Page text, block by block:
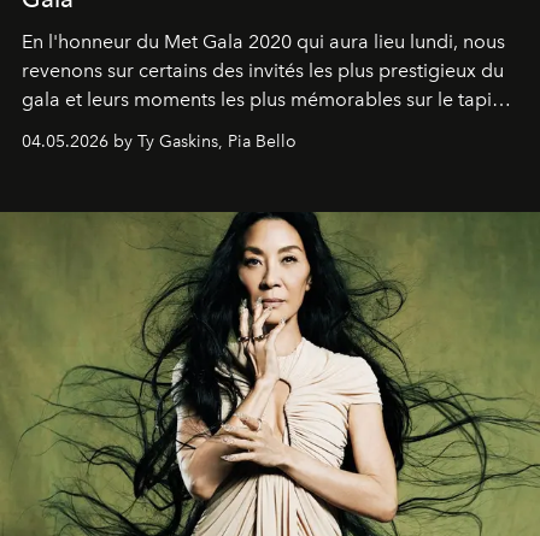
En l'honneur du Met Gala 2020 qui aura lieu lundi, nous
revenons sur certains des invités les plus prestigieux du
gala et leurs moments les plus mémorables sur le tapis
04.05.2026 by Ty Gaskins, Pia Bello